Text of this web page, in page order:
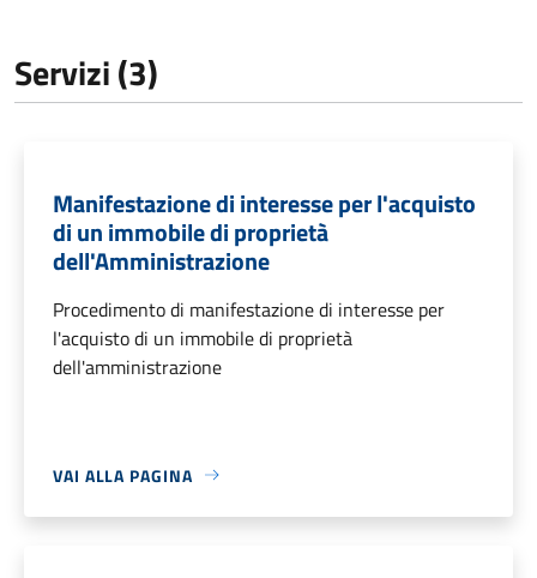
Servizi (3)
Manifestazione di interesse per l'acquisto
di un immobile di proprietà
dell'Amministrazione
Procedimento di manifestazione di interesse per
l'acquisto di un immobile di proprietà
dell'amministrazione
VAI ALLA PAGINA